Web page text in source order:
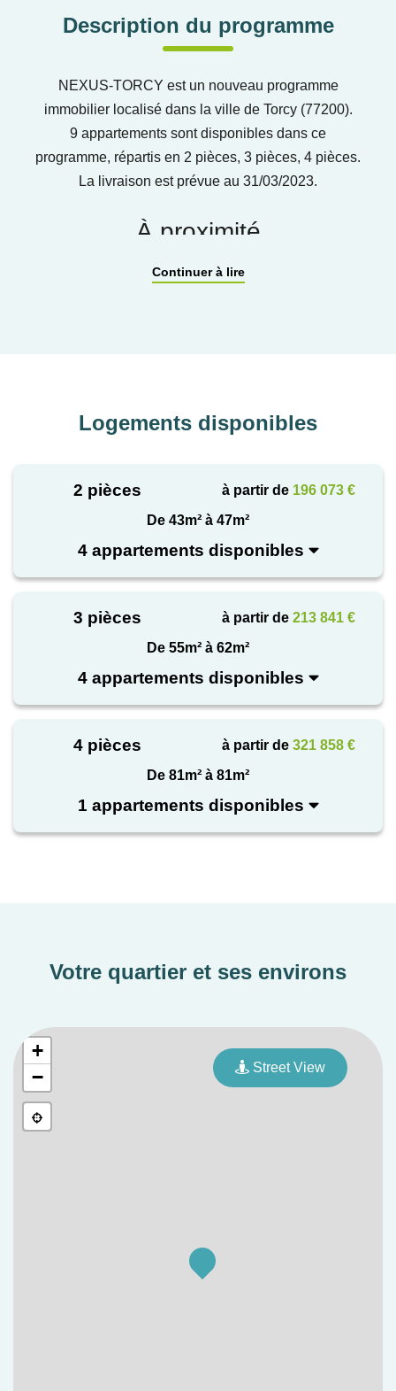
Description du programme
NEXUS-TORCY est un nouveau programme
immobilier localisé dans la ville de Torcy (77200).
9 appartements sont disponibles dans ce
programme, répartis en 2 pièces, 3 pièces, 4 pièces.
La livraison est prévue au 31/03/2023.
À proximité
Des opportunités immobilières habitable dès
majorité des lots, de frais de notaire réduits. Situés
résidences de qualité, ces appartements constituent
une solution particulièrement adaptée aux clients
recherchant une résidence principale, un
investissement patrimonial ou une diversification
immobilière sécurisée. ✔ Appartements neufs
réduits sur la majorité des lots ✔ Emplacements
recherchés ✔ Résidences de qualité et prestations
contemporaines ✔ Opportunités sélectionnées pour
rapidité d'acquisition. Vous pouvez organiser des
visites des appartements pour vos clients
Continuer à lire
Logements disponibles
2 pièces à partir de 196 073 €
De 43m² à 47m²
4 appartements disponibles
3 pièces à partir de 213 841 €
De 55m² à 62m²
4 appartements disponibles
4 pièces à partir de 321 858 €
De 81m² à 81m²
1 appartements disponibles
Votre quartier et ses environs
+
−
Street View